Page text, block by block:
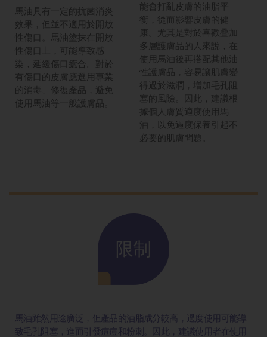
馬油具有一定的抗菌消炎
效果，但並不適用於開放
性傷口。馬油塗抹在開放
性傷口上，可能導致感
染，延緩傷口癒合。對於
有傷口的皮膚應選用專業
的消毒、修復產品，避免
使用馬油等一般護膚品。
能會打亂皮膚的油脂平
衡，從而影響皮膚的健
康。尤其是對於喜歡疊加
多層護膚品的人來說，在
使用馬油後再搭配其他油
性護膚品，容易讓肌膚變
得過於滋潤，增加毛孔阻
塞的風險。因此，建議根
據個人膚質適度使用馬
油，以免過度保養引起不
必要的肌膚問題。
限制
馬油雖然用途廣泛，但產品的油脂成分較高，過度使用可能導
致毛孔阻塞，進而引發痘痘和粉刺。因此，建議使用者在使用